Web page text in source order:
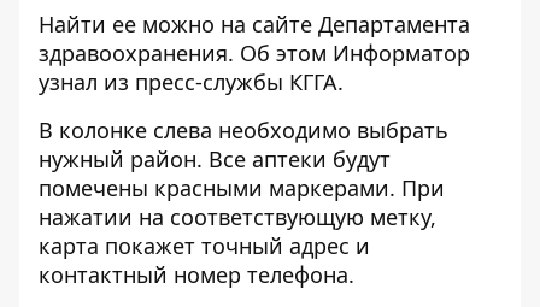
Найти ее можно на сайте Департамента
здравоохранения. Об этом Информатор
узнал из пресс-службы КГГА.
В колонке слева необходимо выбрать
нужный район. Все аптеки будут
помечены красными маркерами. При
нажатии на соответствующую метку,
карта покажет точный адрес и
контактный номер телефона.